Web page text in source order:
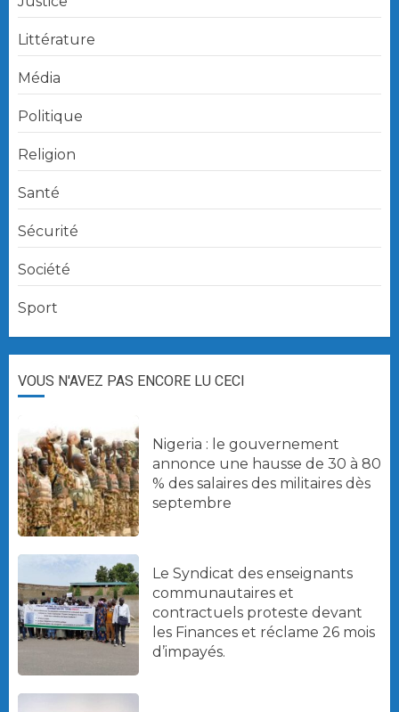
Littérature
Média
Politique
Religion
Santé
Sécurité
Société
Sport
VOUS N'AVEZ PAS ENCORE LU CECI
Nigeria : le gouvernement
annonce une hausse de 30 à 80
% des salaires des militaires dès
septembre
Le Syndicat des enseignants
communautaires et
contractuels proteste devant
les Finances et réclame 26 mois
d’impayés.